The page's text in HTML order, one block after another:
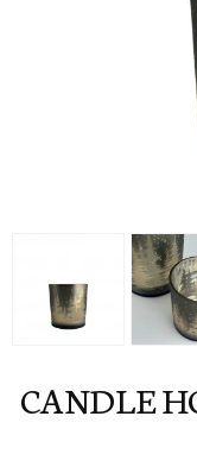
CANDLE HOLDER WOODLAND